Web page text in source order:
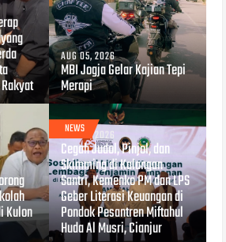
AUG 05, 2026
MBI Jogja Gelar Kajian Tepi
Merapi
Kulon
NEWS
AUG 04, 2026
Cegah Judol, Pinjol, dan
Skimming di Kalangan
Santri, Kemenko PM dan LPS
Geber Literasi Keuangan di
Pondok Pesantren Miftahul
Huda Al Musri, Cianjur